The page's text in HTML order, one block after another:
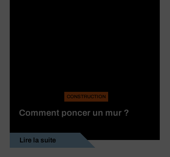
CONSTRUCTION
Comment poncer un mur ?
Lire la suite